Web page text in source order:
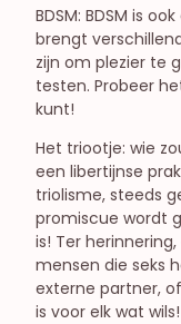
BDSM: BDSM is
brengt
zijn om plezier te
testen. Probeer
kunt!
Het triootje: wie
een libertijnse
triolisme, steeds
promiscue wordt
is! Ter
mensen die seks
externe partner,
is voor elk wat wils!